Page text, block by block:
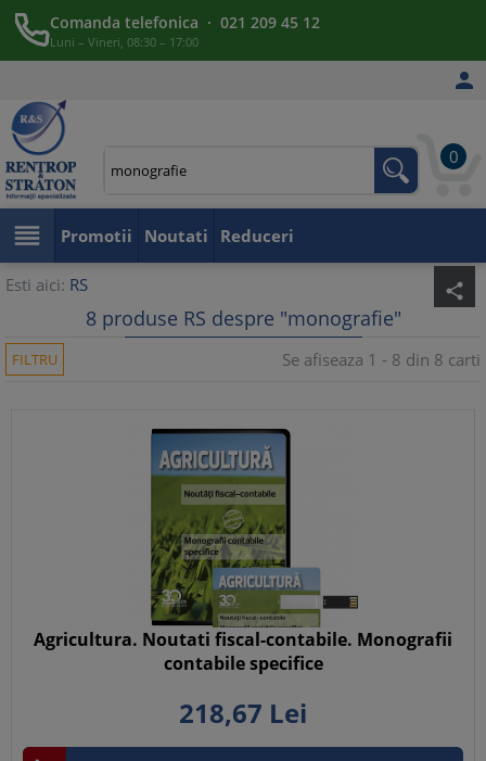
Comanda telefonica · 021 209 45 12
Luni – Vineri, 08:30 – 17:00

0
 Promotii Noutati Reduceri
Esti aici: RS share
8 produse RS despre "monografie"
FILTRU Se afiseaza 1 - 8 din 8 carti
Agricultura. Noutati fiscal-contabile. Monografii
contabile specifice
218,67 Lei